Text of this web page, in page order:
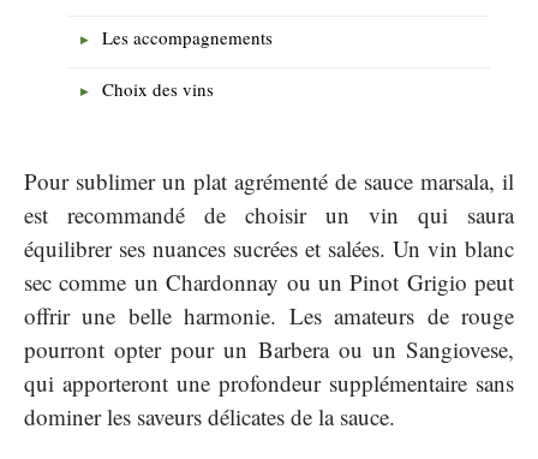
Les accompagnements
Choix des vins
Pour sublimer un plat agrémenté de sauce marsala, il
est recommandé de choisir un vin qui saura
équilibrer ses nuances sucrées et salées. Un vin blanc
sec comme un Chardonnay ou un Pinot Grigio peut
offrir une belle harmonie. Les amateurs de rouge
pourront opter pour un Barbera ou un Sangiovese,
qui apporteront une profondeur supplémentaire sans
dominer les saveurs délicates de la sauce.